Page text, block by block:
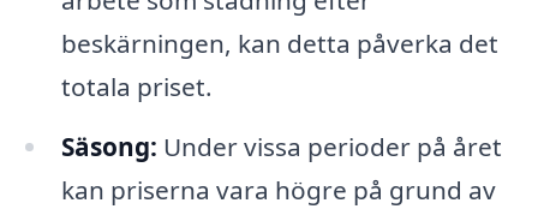
beskärningen, kan detta påverka det
totala priset.
Säsong: Under vissa perioder på året
kan priserna vara högre på grund av